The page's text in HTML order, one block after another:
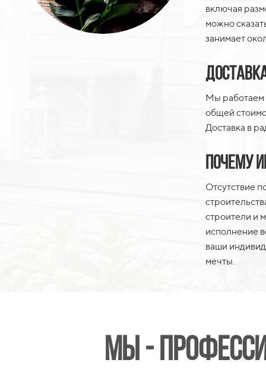
включая
можно
занимает
Мы работаем
общей
Доставка в
Почему
Отсутствие
строители и
исполнение
ваши
мечты.
Мы -